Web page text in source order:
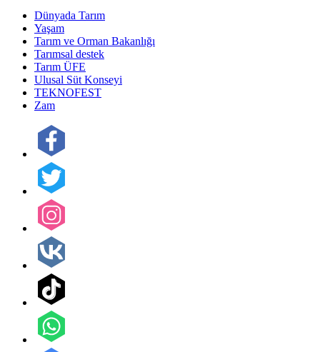
Dünyada Tarım
Yaşam
Tarım ve Orman Bakanlığı
Tarımsal destek
Tarım ÜFE
Ulusal Süt Konseyi
TEKNOFEST
Zam